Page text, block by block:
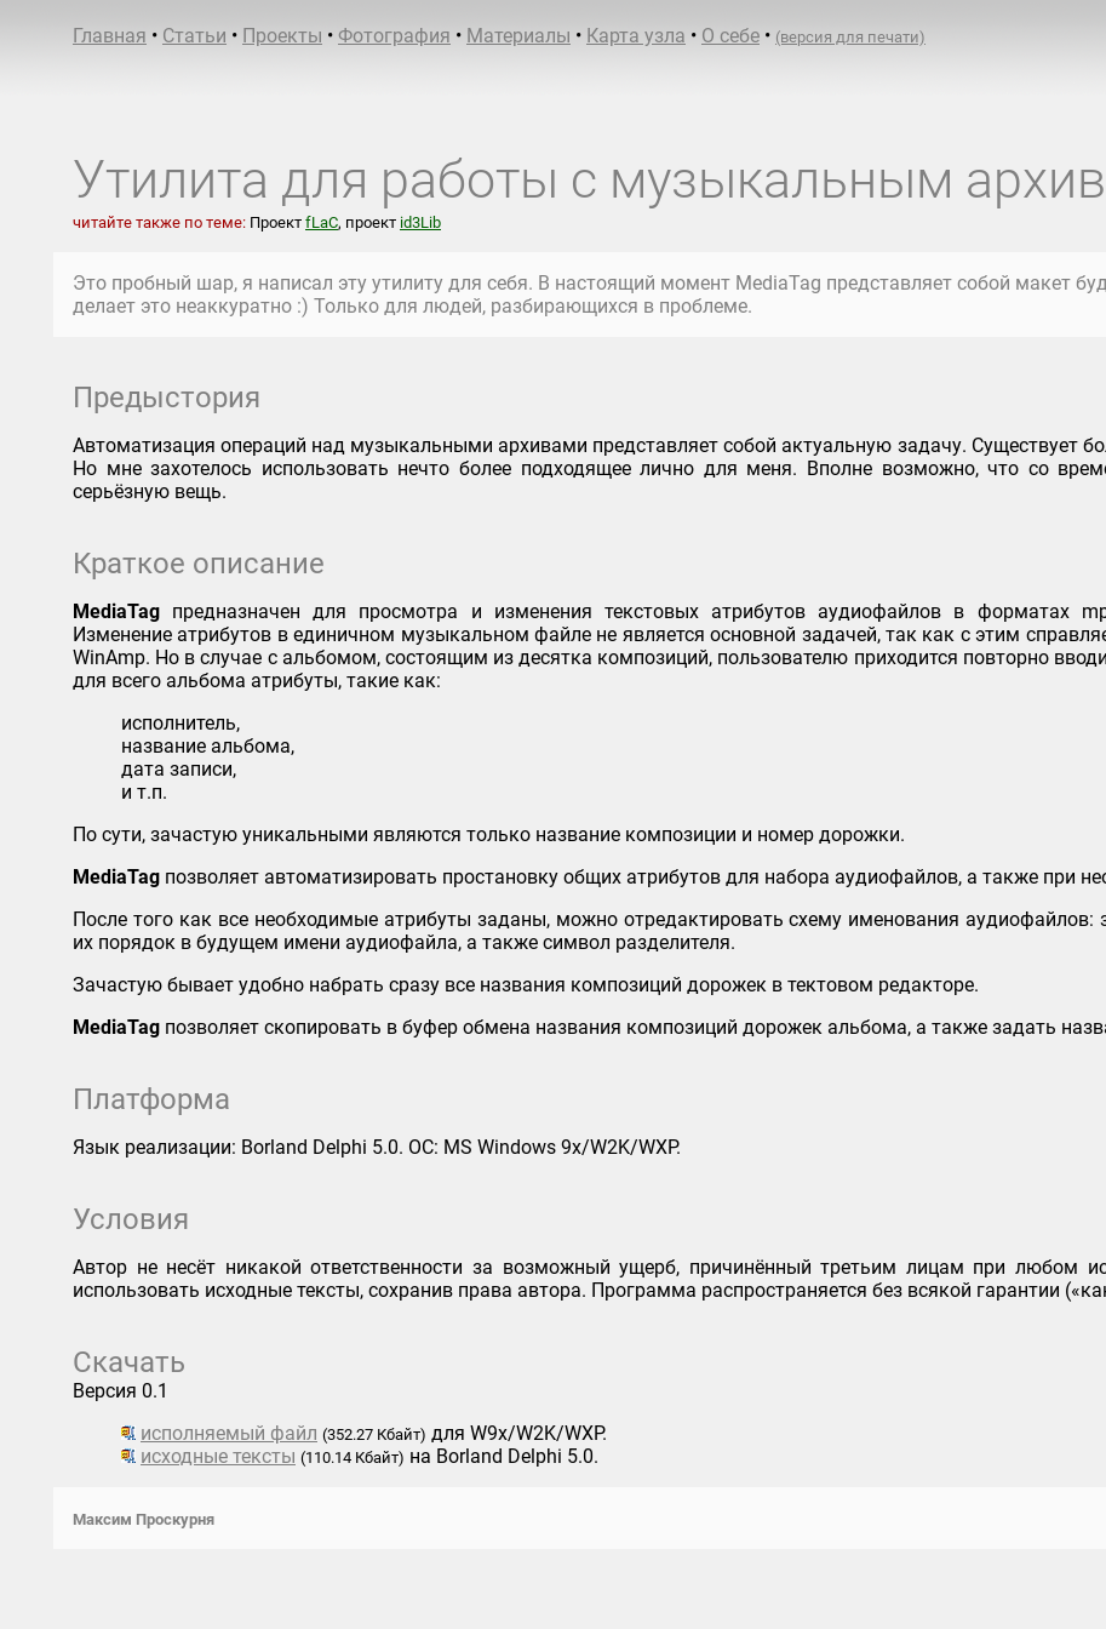
Главная • Статьи • Проекты • Фотография • Материалы • Карта узла • О себе • (версия для печати)
Утилита для работы с музыкальным
читайте также по теме: Проект fLaC, проект id3Lib
Это пробный шар, я написал эту утилиту для себя. В настоящий момент MediaTag представляет собой макет
делает это неаккуратно :) Только для людей, разбирающихся в проблеме.
Предыстория
Автоматизация операций над музыкальными архивами представляет собой актуальную задачу. Существует
Но мне захотелось использовать нечто более подходящее лично для меня. Вполне возможно, что со
серьёзную вещь.
Краткое описание
MediaTag предназначен для просмотра и изменения текстовых атрибутов аудиофайлов в форматах
Изменение атрибутов в единичном музыкальном файле не является основной задачей, так как с этим
WinAmp. Но в случае с альбомом, состоящим из десятка композиций, пользователю приходится повторно
для всего альбома атрибуты, такие как:
исполнитель,
название альбома,
дата записи,
и т.п.
По сути, зачастую уникальными являются только название композиции и номер дорожки.
MediaTag позволяет автоматизировать простановку общих атрибутов для набора аудиофайлов, а также при
После того как все необходимые атрибуты заданы, можно отредактировать схему именования аудиофайлов:
их порядок в будущем имени аудиофайла, а также символ разделителя.
Зачастую бывает удобно набрать сразу все названия композиций дорожек в тектовом редакторе.
MediaTag позволяет скопировать в буфер обмена названия композиций дорожек альбома, а также задать
Платформа
Язык реализации: Borland Delphi 5.0. ОС: MS Windows 9x/W2K/WXP.
Условия
Автор не несёт никакой ответственности за возможный ущерб, причинённый третьим лицам при любом
использовать исходные тексты, сохранив права автора. Программа распространяется без всякой гарантии
Скачать
Версия 0.1
исполняемый файл (352.27 Кбайт) для W9x/W2K/WXP.
исходные тексты (110.14 Кбайт) на Borland Delphi 5.0.
Максим Проскурня